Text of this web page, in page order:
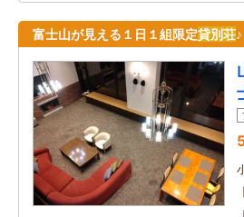
富士山が見える１日１組限定貸別荘